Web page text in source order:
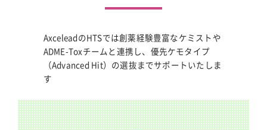
AxceleadのHTSでは創薬経験豊富なケミストや
ADME-Toxチームと連携し、優先ケモタイプ
（Advanced Hit）の選抜までサポートいたしま
す